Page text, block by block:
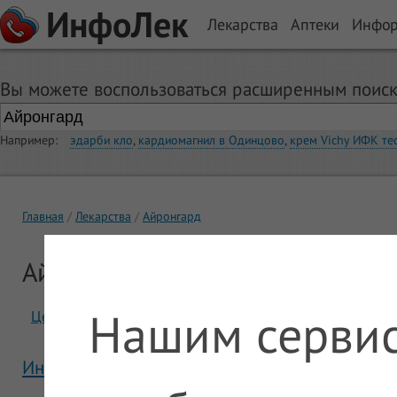
ИнфоЛек Лекарства Аптеки
Вы можете воспользоваться расширенным
Например: эдарби кло, кардиомагнил в Одинцово, крем Vichy ИФК
Главная Лекарства Айронгард
Айронгард
Цены Отзывы
Инструкция Айронгард
Нашим